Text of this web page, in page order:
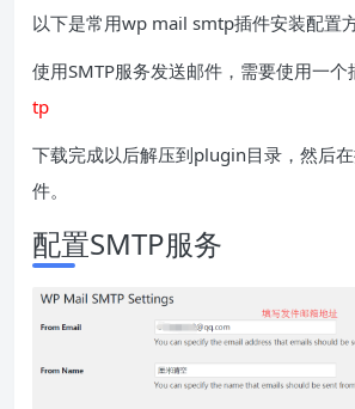
以下是常用wp mail smtp插件安装配置
使用SMTP服务发送邮件，需要使用一个
tp
下载完成以后解压到plugin目录，然后
件。
配置SMTP服务